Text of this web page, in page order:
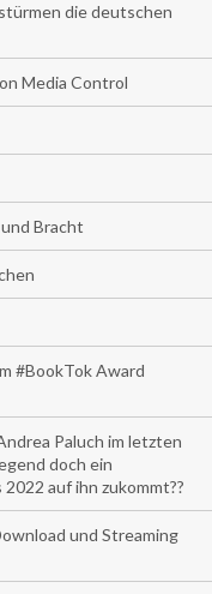
die deutschen
Media Control
Bracht
#BookTok Award
Paluch im letzten
doch ein
auf ihn zukommt??
und Streaming